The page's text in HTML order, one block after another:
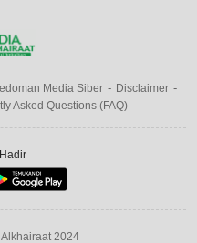
Media Siber
Disclaimer
Asked Questions (FAQ)
2024